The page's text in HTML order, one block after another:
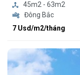
45m2 - 63m2
Đông Bắc
7 Usd/m2/tháng